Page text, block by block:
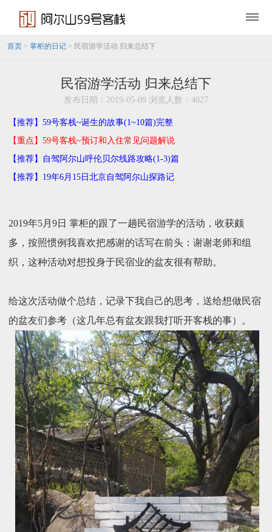
首页 > 掌柜的日记 > 民宿游学活动 归来总结下
民宿游学活动 归来总结下
发布日期：2019-05-09 浏览人数：4027
【推荐】59号客栈~诞生的故事(1~10篇)完整
【重点】59号客栈~预订和入住常见问题解说
【推荐】自驾阿尔山呼伦贝尔线路攻略(1-3)篇
【推荐】19年6月15日北京自驾阿尔山探路记
2019年5月9日 掌柜的跟了一趟民宿游学的活动，收获颇
多，按照惯例我喜欢把感谢的话写在前头：谢谢老师和组
织，这种活动对想投身于民宿业的盆友很有帮助。
给这次活动做个总结，记录下我自己的思考，送给想做民宿
的盆友们参考（这几年总有盆友跟我打听开客栈的事）。